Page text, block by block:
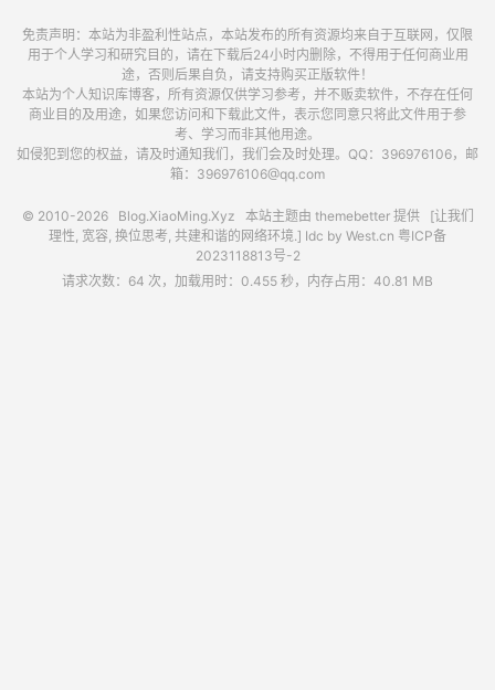
免责声明：本站为非盈利性站点，本站发布的所有资源均来自于互联网，仅限
用于个人学习和研究目的，请在下载后24小时内删除，不得用于任何商业用
途，否则后果自负，请支持购买正版软件！
本站为个人知识库博客，所有资源仅供学习参考，并不贩卖软件，不存在任何
商业目的及用途，如果您访问和下载此文件，表示您同意只将此文件用于参
考、学习而非其他用途。
如侵犯到您的权益，请及时通知我们，我们会及时处理。QQ：396976106，邮
箱：396976106@qq.com
© 2010-2026 Blog.XiaoMing.Xyz 本站主题由 themebetter提供 [让我们
理性, 宽容, 换位思考, 共建和谐的网络环境.] Idc by West.cn 粤ICP备
2023118813号-2
请求次数：64 次，加载用时：0.455 秒，内存占用：40.81 MB